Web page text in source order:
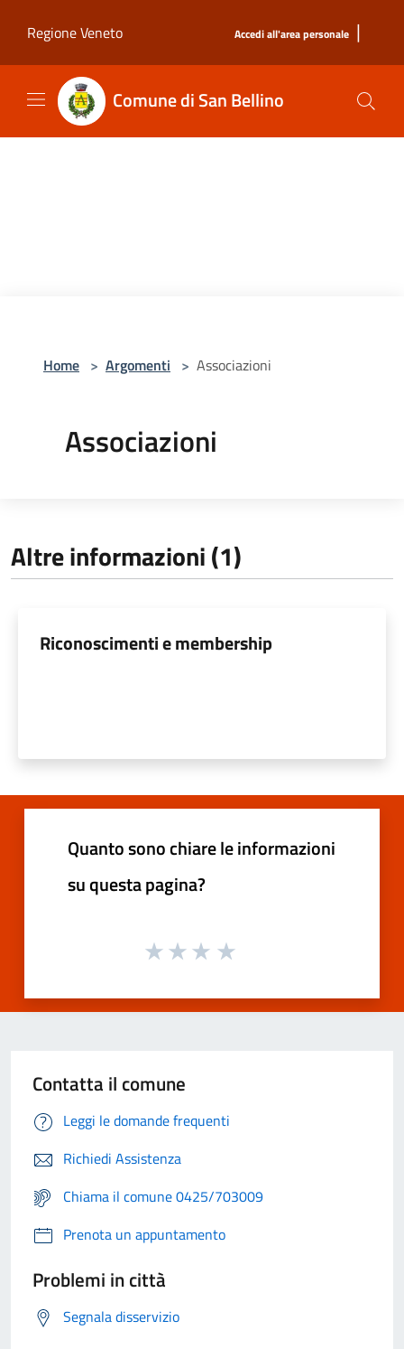
Regione Veneto
Accedi all'area personale |
Comune di San Bellino
Home > Argomenti > Associazioni
Associazioni
Altre informazioni (1)
Riconoscimenti e membership
Quanto sono chiare le informazioni
su questa pagina?
Contatta il comune
Leggi le domande frequenti
Richiedi Assistenza
Chiama il comune 0425/703009
Prenota un appuntamento
Problemi in città
Segnala disservizio